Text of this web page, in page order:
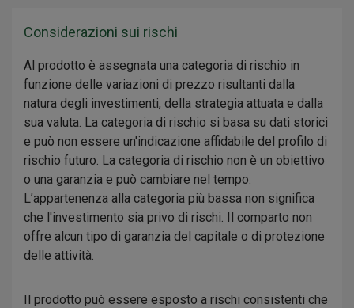
Considerazioni sui rischi
Al prodotto è assegnata una categoria di rischio in
funzione delle variazioni di prezzo risultanti dalla
natura degli investimenti, della strategia attuata e dalla
sua valuta. La categoria di rischio si basa su dati storici
e può non essere un'indicazione affidabile del profilo di
rischio futuro. La categoria di rischio non è un obiettivo
o una garanzia e può cambiare nel tempo.
L’appartenenza alla categoria più bassa non significa
che l'investimento sia privo di rischi. Il comparto non
offre alcun tipo di garanzia del capitale o di protezione
delle attività.
Il prodotto può essere esposto a rischi consistenti che